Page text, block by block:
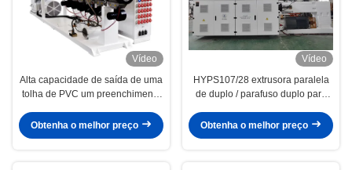
Vídeo
Alta capacidade de saída de uma
tolha de PVC um preenchimento
duplo duplo parafuso extrusora
de plástico PS110/28
Obtenha o melhor preço
Vídeo
HYPS107/28 extrusora paralela
de duplo / parafuso duplo para
transparentes de PVC macio com
boa qualidade
Obtenha o melhor preço